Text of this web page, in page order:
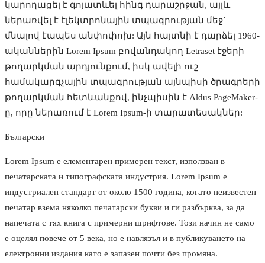
կարողացել է գոյատևել հինգ դարաշրջան, այլև
ներառվել է էլեկտրոնային տպագրության մեջ`
մնալով էապես անփոփոխ: Այն հայտնի է դարձել 1960-
ականներին Lorem Ipsum բովանդակող Letraset էջերի
թողարկման արդյունքում, իսկ ավելի ուշ
համակարգչային տպագրության այնպիսի ծրագրերի
թողարկման հետևանքով, ինչպիսին է Aldus PageMaker-
ը, որը ներառում է Lorem Ipsum-ի տարատեսակներ:
Български
Lorem Ipsum е елементарен примерен текст, използван в
печатарската и типографската индустрия. Lorem Ipsum е
индустриален стандарт от около 1500 година, когато неизвестен
печатар взема няколко печатарски букви и ги разбърква, за да
напечата с тях книга с примерни шрифтове. Този начин не само
е оцелял повече от 5 века, но е навлязъл и в публикуването на
електронни издания като е запазен почти без промяна.